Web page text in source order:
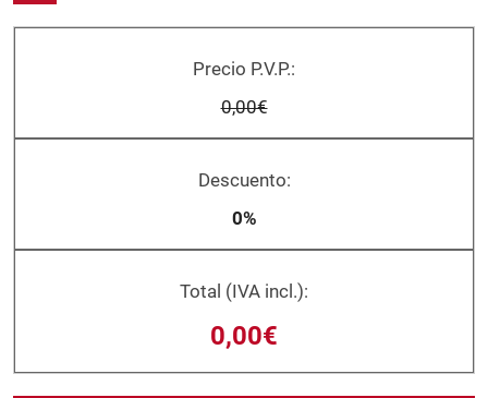
Precio P.V.P.:
0,00€
Descuento:
0%
Total (IVA incl.):
0,00€